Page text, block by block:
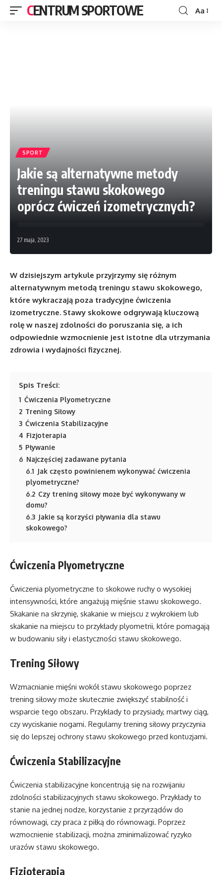
CENTRUM SPORTOWE Aa
SPORT
Jakie są alternatywne metody
treningu stawu skokowego
oprócz ćwiczeń izometrycznych?
27 maja, 2023
W dzisiejszym artykule przyjrzymy się różnym
alternatywnym metodą treningu stawu skokowego,
które wykraczają poza tradycyjne ćwiczenia
izometryczne. Stawy skokowe odgrywają kluczową
rolę w naszej zdolności do poruszania się, a ich
odpowiednie wzmocnienie jest istotne dla utrzymania
zdrowia i wydajności fizycznej.
Spis Treści:
1 Ćwiczenia Plyometryczne
2 Trening Siłowy
3 Ćwiczenia Stabilizacyjne
4 Fizjoterapia
5 Pływanie
6 Najczęściej zadawane pytania
6.1 Jak często powinienem wykonywać ćwiczenia
plyometryczne?
6.2 Czy trening siłowy może być wykonywany w
domu?
6.3 Jakie są korzyści pływania dla stawu
skokowego?
Ćwiczenia Plyometryczne
Ćwiczenia plyometryczne to skokowe ruchy o wysokiej
intensywności, które angażują mięśnie stawu skokowego.
Skakanie na skrzynię, skakanie w miejscu z wykrokiem lub
skakanie na miejscu to przykłady plyometrii, które pomagają
w budowaniu siły i elastyczności stawu skokowego.
Trening Siłowy
Wzmacnianie mięśni wokół stawu skokowego poprzez
trening siłowy może skutecznie zwiększyć stabilność i
wsparcie tego obszaru. Przykłady to przysiady, martwy ciąg,
czy wyciskanie nogami. Regularny trening siłowy przyczynia
się do lepszej ochrony stawu skokowego przed kontuzjami.
Ćwiczenia Stabilizacyjne
Ćwiczenia stabilizacyjne koncentrują się na rozwijaniu
zdolności stabilizacyjnych stawu skokowego. Przykłady to
stanie na jednej nodze, korzystanie z przyrządów do
równowagi, czy praca z piłką do równowagi. Poprzez
wzmocnienie stabilizacji, można zminimalizować ryzyko
urazów stawu skokowego.
Fizjoterapia